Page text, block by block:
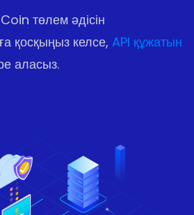
төлем әдісін
қосқыңыз келсе, API құжатын
аласыз.